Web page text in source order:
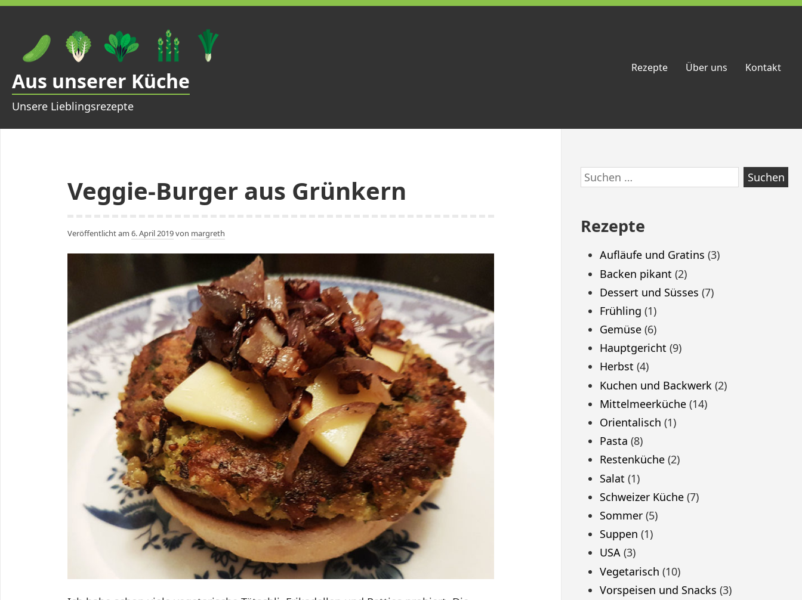
Zum
springen
Aus unserer Küche
Unsere Lieblingsrezepte
Rezepte Über uns Kontakt
Veggie-Burger aus Grünkern
Veröffentlicht am 6. April 2019von margreth
Zum
Footer
Suchen
nach:
Rezepte
Aufläufe und Gratins (3)
Backen pikant (2)
Dessert und Süsses (7)
Frühling (1)
Gemüse(6)
Hauptgericht (9)
Herbst (4)
Kuchen und Backwerk (2)
Mittelmeerküche(14)
Orientalisch (1)
Pasta (8)
Restenküche(2)
Salat (1)
Schweizer Küche(7)
Sommer(5)
Suppen (1)
USA(3)
Vegetarisch (10)
Vorspeisen und Snacks (3)